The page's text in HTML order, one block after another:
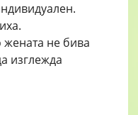
жената не бива
изглежда